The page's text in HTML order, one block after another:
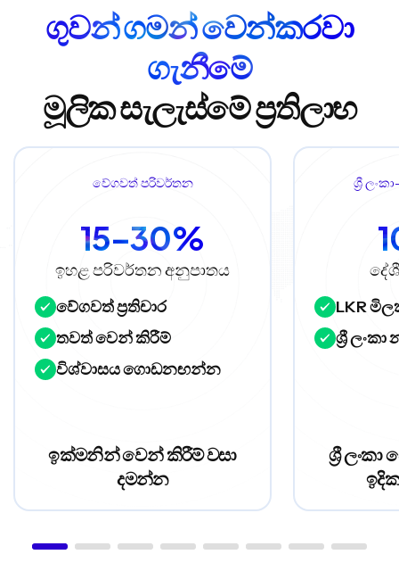
ගුවන් ගමන් වෙන්කරවා
ගැනීමේ
මූලික සැලැස්මේ ප්‍රතිලාභ
වේගවත් පරිවර්තන
15–30%
ඉහළ පරිවර්තන අනුපාතය
වේගවත් ප්‍රතිචාර
තවත් වෙන් කිරීම්
විශ්වාසය ගොඩනඟන්න
ඉක්මනින් වෙන් කිරීම් වසා
දමන්න
ශ්‍රී
LKR
ශ්‍රී
ශ්‍රී